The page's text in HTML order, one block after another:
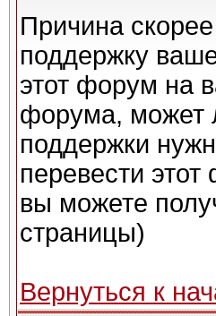
Причина
поддержку
этот форум на
форума, может
поддержки
перевести
вы можете
страницы)
Вернуться к